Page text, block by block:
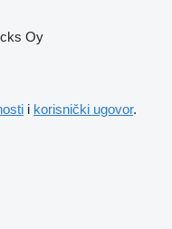
Oy
i korisnički ugovor.